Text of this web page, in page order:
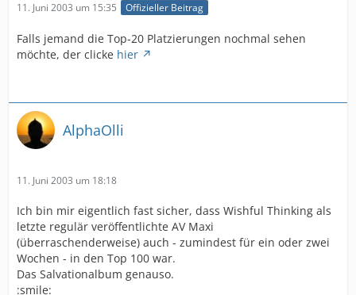
11. Juni 2003 um 15:35 Offizieller Beitrag
Falls jemand die Top-20 Platzierungen nochmal sehen
möchte, der clicke hier
AlphaOlli
11. Juni 2003 um 18:18
Ich bin mir eigentlich fast sicher, dass Wishful Thinking als
letzte regulär veröffentlichte AV Maxi
(überraschenderweise) auch - zumindest für ein oder zwei
Wochen - in den Top 100 war.
Das Salvationalbum genauso.
:smile: